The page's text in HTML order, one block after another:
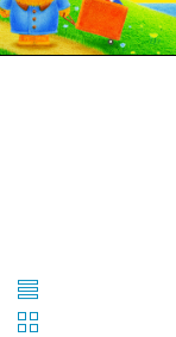
Ne
xt